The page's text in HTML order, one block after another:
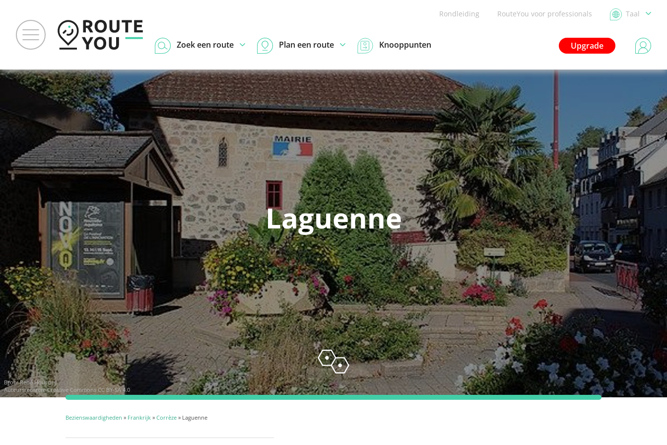
Rondleiding RouteYou voor professionals Taal
Upgrade
Zoek een route Plan een route Knooppunten
Laguenne
Bron:René Hourdry
Auteursrechten:Creative Commons CC BY-SA 4.0
Bezienswaardigheden » Frankrijk » Corrèze » Laguenne